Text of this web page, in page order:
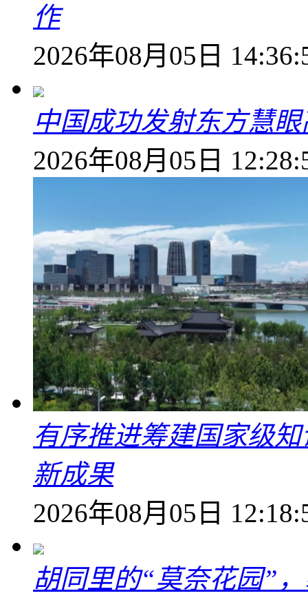
作
2026年08月05日
中国成功发射东方慧
2026年08月05日
有序推进筹建国家级
新成果
2026年08月05日
胡同里的“莫奈花园”